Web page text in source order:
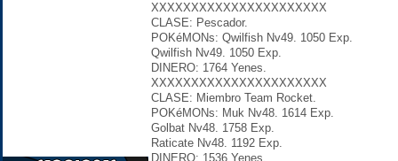
XXXXXXXXXXXXXXXXXXXXXX
CLASE: Pescador.
POKéMONs: Qwilfish Nv49. 1050 Exp.
Qwilfish Nv49. 1050 Exp.
DINERO: 1764 Yenes.
XXXXXXXXXXXXXXXXXXXXXX
CLASE: Miembro Team Rocket.
POKéMONs: Muk Nv48. 1614 Exp.
Golbat Nv48. 1758 Exp.
Raticate Nv48. 1192 Exp.
DINERO: 1536 Yenes.